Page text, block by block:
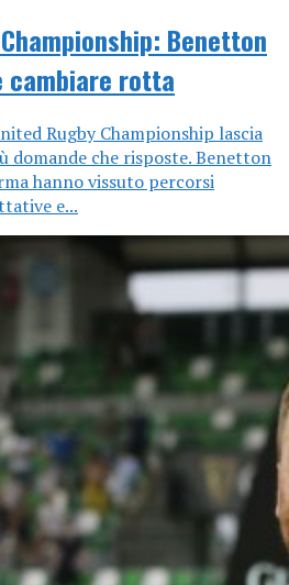
Benetton
cambiare rotta
Rugby Championship lascia
domande che risposte. Benetton
hanno vissuto percorsi
e...